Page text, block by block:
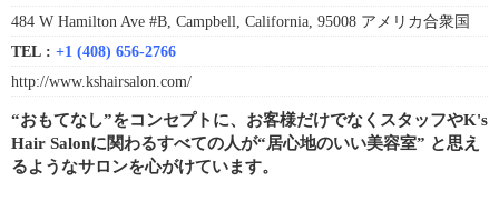
484 W Hamilton Ave #B, Campbell, California, 95008 アメリカ合衆国
TEL : +1 (408) 656-2766
http://www.kshairsalon.com/
“おもてなし”をコンセプトに、お客様だけでなくスタッフやK's
Hair Salonに関わるすべての人が“居心地のいい美容室” と思え
るようなサロンを心がけています。